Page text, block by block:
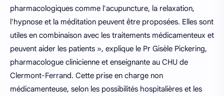
pharmacologiques comme l'acupuncture, la relaxation,
l'hypnose et la méditation peuvent être proposées. Elles sont
utiles en combinaison avec les traitements médicamenteux et
peuvent aider les patients », explique le Pr Gisèle Pickering,
pharmacologue clinicienne et enseignante au CHU de
Clermont-Ferrand. Cette prise en charge non
médicamenteuse, selon les possibilités hospitalières et les